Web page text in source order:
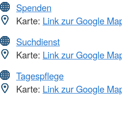
Spenden
Karte: Link zur Google
Suchdienst
Karte: Link zur Google
Tagespflege
Karte: Link zur Google